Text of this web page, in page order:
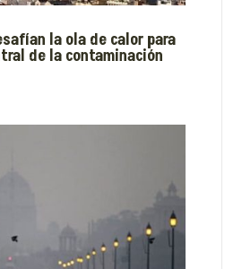
la ola de calor para
de la contaminación